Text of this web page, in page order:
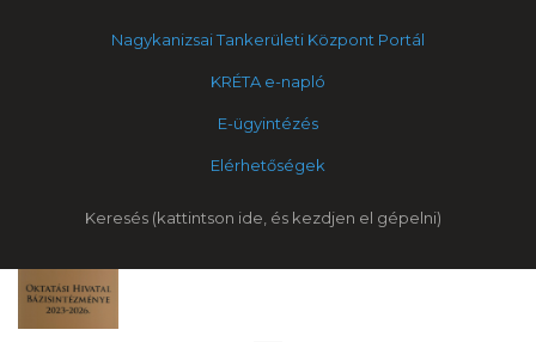
Nagykanizsai Tankerületi Központ Portál
KRÉTA e-napló
E-ügyintézés
Elérhetőségek
Keresés